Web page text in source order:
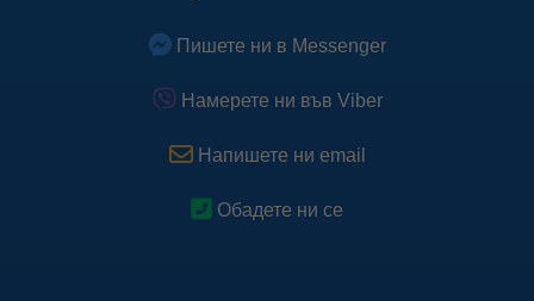
Пишете ни в Messenger
Намерете ни във Viber
Напишете ни email
Обадете ни се